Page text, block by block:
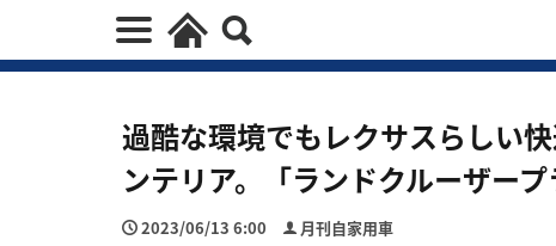
過酷な環境でもレクサスらしい
ンテリア。「ランドクルーザー
2023/06/13 6:00 月刊自家用車